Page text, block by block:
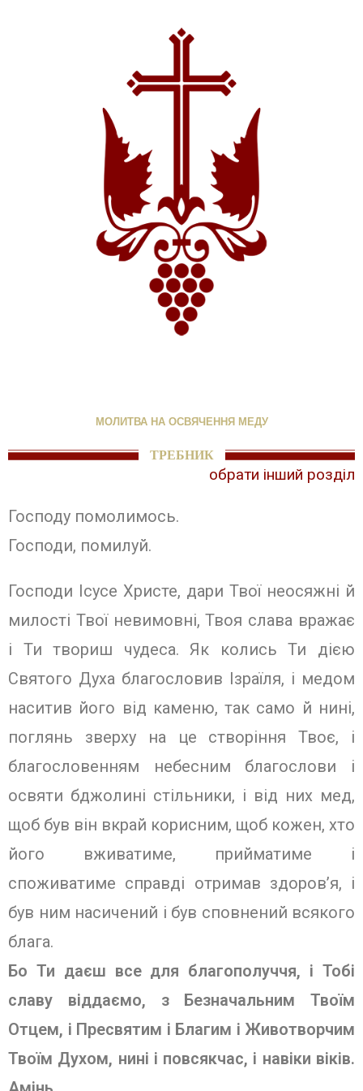
МОЛИТВА НА ОСВЯЧЕННЯ МЕДУ
ТРЕБНИК
обрати інший розділ
Господу помолимось.
Господи, помилуй.
Господи Ісусе Христе, дари Твої неосяжні й
милості Твої невимовні, Твоя слава вражає
і Ти твориш чудеса. Як колись Ти дією
Святого Духа благословив Ізраїля, і медом
наситив його від каменю, так само й нині,
поглянь зверху на це створіння Твоє, і
благословенням небесним благослови і
освяти бджолині стільники, і від них мед,
щоб був він вкрай корисним, щоб кожен, хто
його вживатиме, прийматиме і
споживатиме справді отримав здоров’я, і
був ним насичений і був сповнений всякого
блага.
Бо Ти даєш все для благополуччя, і Тобі
славу віддаємо, з Безначальним Твоїм
Отцем, і Пресвятим і Благим і Животворчим
Твоїм Духом, нині і повсякчас, і навіки віків.